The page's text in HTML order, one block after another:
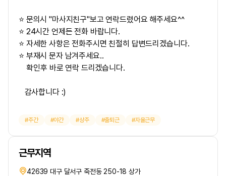
⭐ 문의시 "마사지친구"보고 연락드렸어요 해주세요^^
⭐ 24시간 언제든 전화 바랍니다.
⭐ 자세한 사항은 전화주시면 친절히 답변드리겠습니다.
⭐ 부재시 문자 남겨주세요..
확인후 바로 연락 드리겠습니다.
감사합니다 :)
주간 야간 상주 출퇴근 자율근무
근무지역
42639 대구 달서구 죽전동 250-18 상가